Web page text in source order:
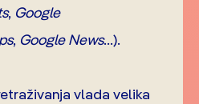
, Google
, Google News…).
vlada velika